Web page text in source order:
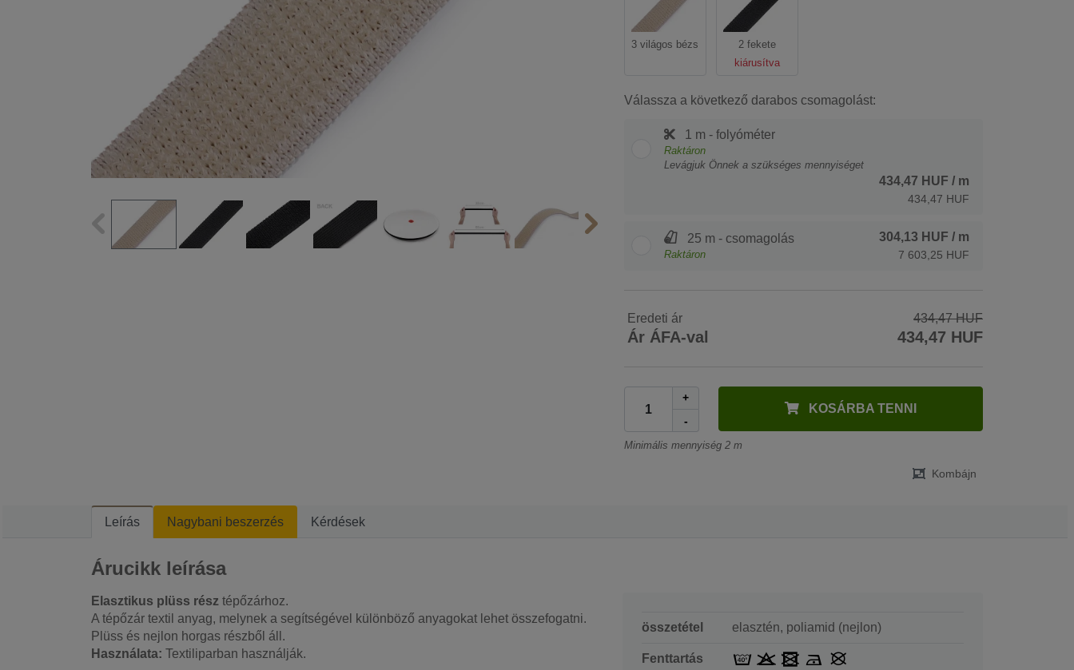
3 világos bézs
2 fekete
kiárusítva
Válassza a következő darabos csomagolást:
1 m - folyóméter
Raktáron
Levágjuk Önnek a szükséges mennyiséget
434,47 HUF / m
434,47 HUF
25 m - csomagolás
Raktáron
304,13 HUF / m
7 603,25 HUF
Eredeti ár 434,47 HUF
Ár ÁFA-val 434,47 HUF
+
-
KOSÁRBA TENNI
Minimális mennyiség 2 m
Kombájn
Leírás Nagybani beszerzés Kérdések
Árucikk leírása
Elasztikus plüss rész tépőzárhoz.
A tépőzár textil anyag, melynek a segítségével különböző anyagokat lehet összefogatni.
Plüss és nejlon horgas részből áll.
Használata: Textiliparban használják.
összetétel elasztén, poliamid (nejlon)
Fenttartás